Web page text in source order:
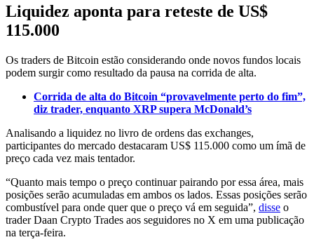
Liquidez aponta para reteste de US$
115.000
Os traders de Bitcoin estão considerando onde novos fundos locais
podem surgir como resultado da pausa na corrida de alta.
Corrida de alta do Bitcoin “provavelmente perto do fim”,
diz trader, enquanto XRP supera McDonald’s
Analisando a liquidez no livro de ordens das exchanges,
participantes do mercado destacaram US$ 115.000 como um ímã de
preço cada vez mais tentador.
“Quanto mais tempo o preço continuar pairando por essa área, mais
posições serão acumuladas em ambos os lados. Essas posições serão
combustível para onde quer que o preço vá em seguida”, disse o
trader Daan Crypto Trades aos seguidores no X em uma publicação
na terça-feira.